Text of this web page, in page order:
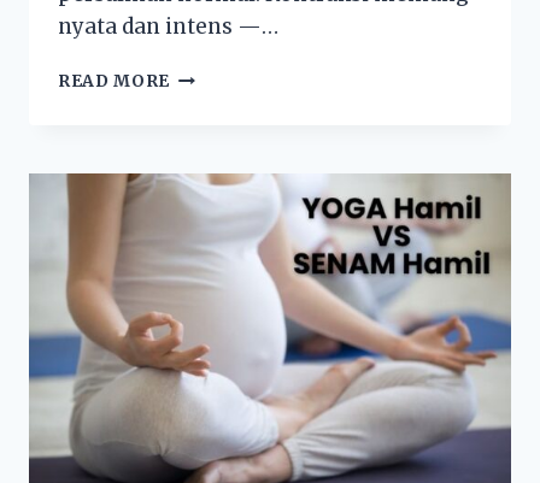
nyata dan intens —…
READ MORE